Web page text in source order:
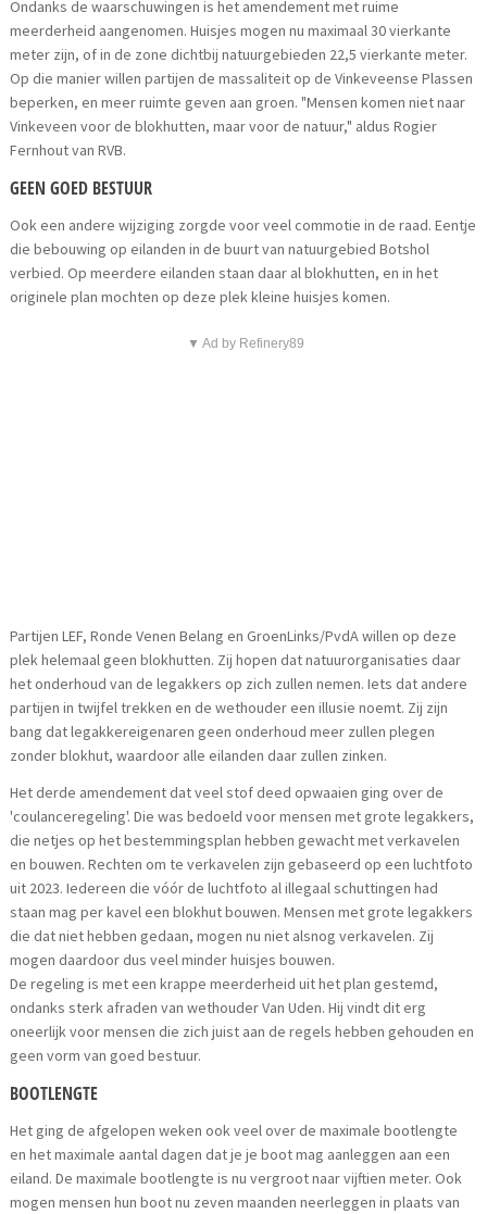
Ondanks de waarschuwingen is het amendement met ruime
meerderheid aangenomen. Huisjes mogen nu maximaal 30 vierkante
meter zijn, of in de zone dichtbij natuurgebieden 22,5 vierkante meter.
Op die manier willen partijen de massaliteit op de Vinkeveense Plassen
beperken, en meer ruimte geven aan groen. "Mensen komen niet naar
Vinkeveen voor de blokhutten, maar voor de natuur," aldus Rogier
Fernhout van RVB.
GEEN GOED BESTUUR
Ook een andere wijziging zorgde voor veel commotie in de raad. Eentje
die bebouwing op eilanden in de buurt van natuurgebied Botshol
verbied. Op meerdere eilanden staan daar al blokhutten, en in het
originele plan mochten op deze plek kleine huisjes komen.
▼ Ad by Refinery89
Partijen LEF, Ronde Venen Belang en GroenLinks/PvdA willen op deze
plek helemaal geen blokhutten. Zij hopen dat natuurorganisaties daar
het onderhoud van de legakkers op zich zullen nemen. Iets dat andere
partijen in twijfel trekken en de wethouder een illusie noemt. Zij zijn
bang dat legakkereigenaren geen onderhoud meer zullen plegen
zonder blokhut, waardoor alle eilanden daar zullen zinken.
Het derde amendement dat veel stof deed opwaaien ging over de
'coulanceregeling'. Die was bedoeld voor mensen met grote legakkers,
die netjes op het bestemmingsplan hebben gewacht met verkavelen
en bouwen. Rechten om te verkavelen zijn gebaseerd op een luchtfoto
uit 2023. Iedereen die vóór de luchtfoto al illegaal schuttingen had
staan mag per kavel een blokhut bouwen. Mensen met grote legakkers
die dat niet hebben gedaan, mogen nu niet alsnog verkavelen. Zij
mogen daardoor dus veel minder huisjes bouwen.
De regeling is met een krappe meerderheid uit het plan gestemd,
ondanks sterk afraden van wethouder Van Uden. Hij vindt dit erg
oneerlijk voor mensen die zich juist aan de regels hebben gehouden en
geen vorm van goed bestuur.
BOOTLENGTE
Het ging de afgelopen weken ook veel over de maximale bootlengte
en het maximale aantal dagen dat je je boot mag aanleggen aan een
eiland. De maximale bootlengte is nu vergroot naar vijftien meter. Ook
mogen mensen hun boot nu zeven maanden neerleggen in plaats van